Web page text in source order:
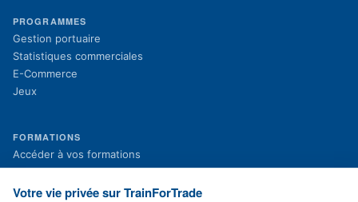
PROGRAMMES
Gestion portuaire
Statistiques commerciales
E-Commerce
Jeux
FORMATIONS
Accéder à vos formations
Inscription aux formations(s'ouvre dans un nouvel onglet)
Projets en cours
Votre vie privée sur TrainForTrade